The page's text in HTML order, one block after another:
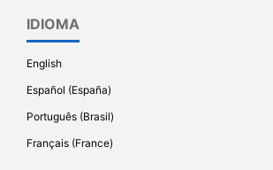
IDIOMA
English
Español (España)
Português (Brasil)
Français (France)